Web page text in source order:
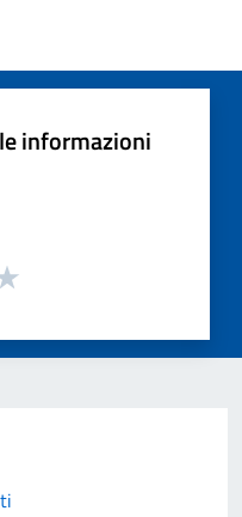
informazioni